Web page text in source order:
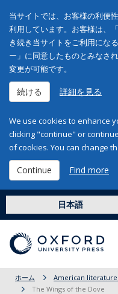
当サイトでは、お客様の利便
利用しています。お客様は、
き続き当サイトをご利用にな
ー」に同意したものとみなさ
変更が可能です。
続ける 詳細を見る
We use cookies to enhance
clicking "continue" or
of cookies. You can change
Continue Find more
日本語
ホーム American literature
The Wings of the Dove